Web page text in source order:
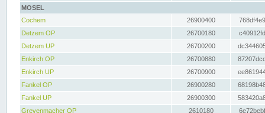
MOSEL
Cochem
26900400
Detzem OP
26700180
Detzem UP
26700200
Enkirch OP
26700880
Enkirch UP
26700900
Fankel OP
26900280
Fankel UP
26900300
Grevenmacher OP
2610180